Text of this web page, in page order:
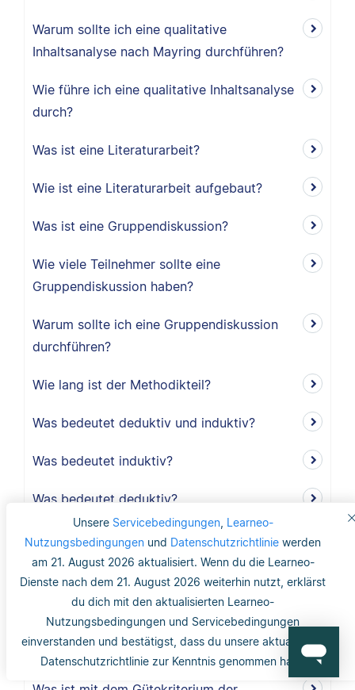
Unsere Servicebedingungen, Learneo-
Nutzungsbedingungen und Datenschutzrichtlinie werden
am 21. August 2026 aktualisiert. Wenn du die Learneo-
Dienste nach dem 21. August 2026 weiterhin nutzt, erklärst
du dich mit den aktualisierten Learneo-
Nutzungsbedingungen und Servicebedingungen
einverstanden und bestätigst, dass du unsere aktualisierte
Datenschutzrichtlinie zur Kenntnis genommen hast.
Warum sollte ich eine qualitative
Inhaltsanalyse nach Mayring durchführen?
Wie führe ich eine qualitative Inhaltsanalyse
durch?
Was ist eine Literaturarbeit?
Wie ist eine Literaturarbeit aufgebaut?
Was ist eine Gruppendiskussion?
Wie viele Teilnehmer sollte eine
Gruppendiskussion haben?
Warum sollte ich eine Gruppendiskussion
durchführen?
Wie lang ist der Methodikteil?
Was bedeutet deduktiv und induktiv?
Was bedeutet induktiv?
Was bedeutet deduktiv?
Was ist Validität?
Was ist interne Validität?
Was versteht man unter Validität?
Was ist die Reliabilität?